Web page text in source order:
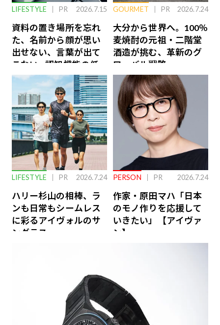
LIFESTYLE PR 2026.7.15
資料の置き場所を忘れ
た、名前から顔が思い
出せない、言葉が出て
こない…認知機能の低
下を救う、脳のインナ
ーケアとは
GOURMET PR 2026.7.24
大分から世界へ。100％
麦焼酎の元祖・二階堂
酒造が挑む、革新のグ
ローバル戦略
LIFESTYLE PR 2026.7.24
ハリー杉山の相棒、ラ
ンも日常もシームレス
に彩るアイヴォルのサ
ングラス
PERSON PR 2026.7.24
作家・原田マハ「日本
のモノ作りを応援して
いきたい」【アイヴァ
ン】